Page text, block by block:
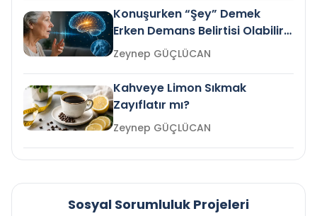
Konuşurken “Şey” Demek
Erken Demans Belirtisi Olabilir
mi?
Zeynep GÜÇLÜCAN
Kahveye Limon Sıkmak
Zayıflatır mı?
Zeynep GÜÇLÜCAN
Sosyal Sorumluluk Projeleri